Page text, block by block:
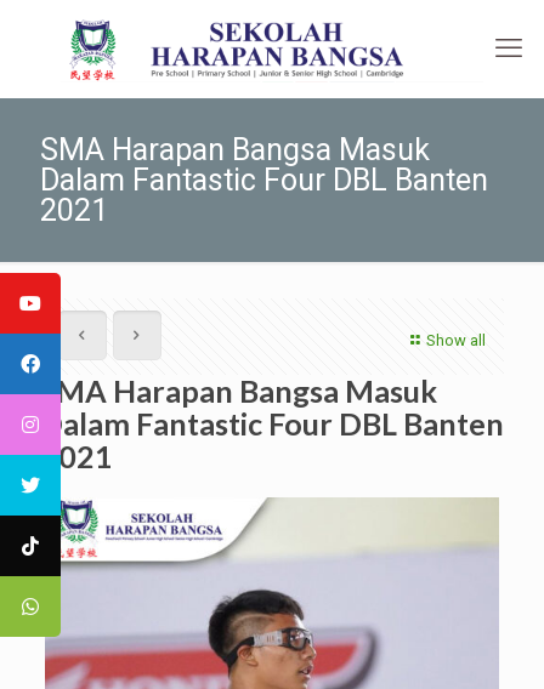
SMA Harapan Bangsa Masuk
Dalam Fantastic Four DBL Banten
2021
Show all
SMA Harapan Bangsa Masuk
Dalam Fantastic Four DBL Banten
2021